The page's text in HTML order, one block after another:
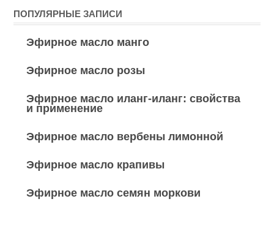
ПОПУЛЯРНЫЕ ЗАПИСИ
Эфирное масло манго
Эфирное масло розы
Эфирное масло иланг-иланг: свойства
и применение
Эфирное масло вербены лимонной
Эфирное масло крапивы
Эфирное масло семян моркови